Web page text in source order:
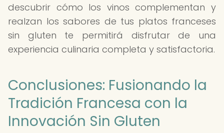
descubrir cómo los vinos complementan y
realzan los sabores de tus platos franceses
sin gluten te permitirá disfrutar de una
experiencia culinaria completa y satisfactoria.
Conclusiones: Fusionando la
Tradición Francesa con la
Innovación Sin Gluten